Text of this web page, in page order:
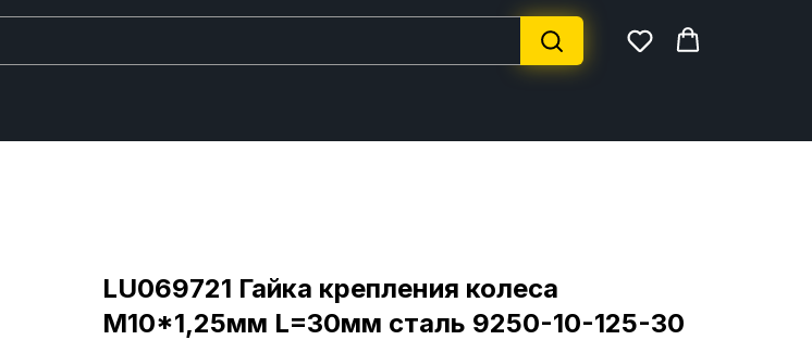
LU069721 Гайка крепления колеса
М10*1,25мм L=30мм сталь 9250-10-125-30